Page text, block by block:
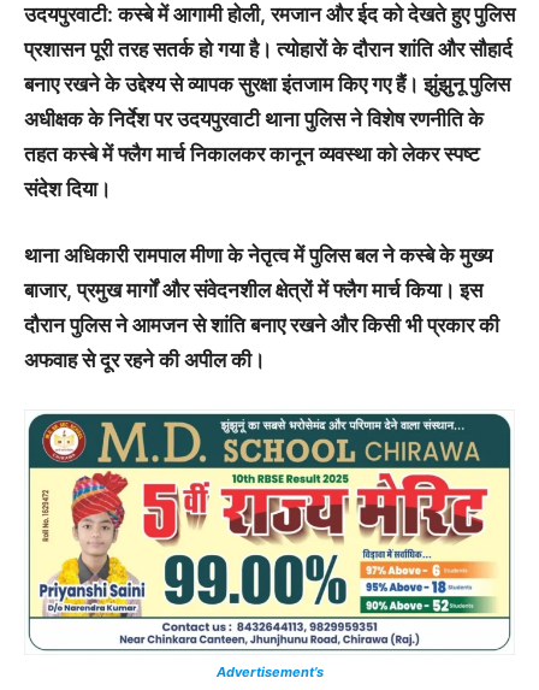
उदयपुरवाटी: कस्बे में आगामी होली, रमजान और ईद को देखते हुए पुलिस
प्रशासन पूरी तरह सतर्क हो गया है। त्योहारों के दौरान शांति और सौहार्द
बनाए रखने के उद्देश्य से व्यापक सुरक्षा इंतजाम किए गए हैं। झुंझुनू पुलिस
अधीक्षक के निर्देश पर उदयपुरवाटी थाना पुलिस ने विशेष रणनीति के
तहत कस्बे में फ्लैग मार्च निकालकर कानून व्यवस्था को लेकर स्पष्ट
संदेश दिया।
थाना अधिकारी रामपाल मीणा के नेतृत्व में पुलिस बल ने कस्बे के मुख्य
बाजार, प्रमुख मार्गों और संवेदनशील क्षेत्रों में फ्लैग मार्च किया। इस
दौरान पुलिस ने आमजन से शांति बनाए रखने और किसी भी प्रकार की
अफवाह से दूर रहने की अपील की।
Advertisement’s